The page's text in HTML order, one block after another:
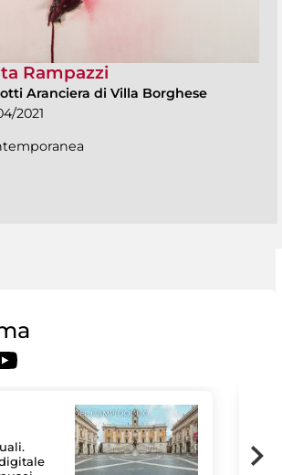
Rampazzi
Aranciera di Villa Borghese
2021